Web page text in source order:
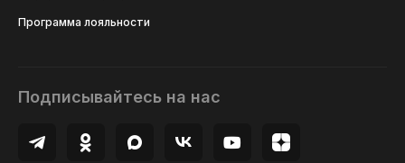
Программа лояльности
Подписывайтесь на нас